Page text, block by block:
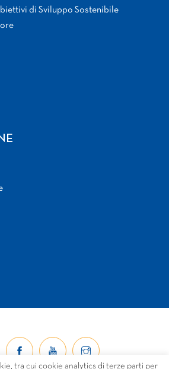
di Sviluppo Sostenibile
tra cui cookie analytics di terze parti per